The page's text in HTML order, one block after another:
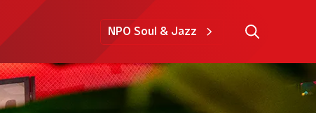
NPO Soul & Jazz